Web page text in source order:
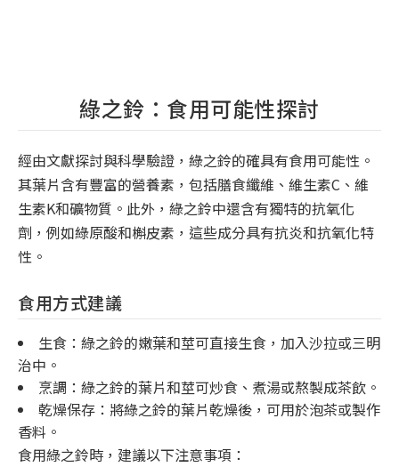
綠之鈴：食用可能性探討
經由文獻探討與科學驗證，綠之鈴的確具有食用可能性。
其葉片含有豐富的營養素，包括膳食纖維、維生素C、維
生素K和礦物質。此外，綠之鈴中還含有獨特的抗氧化
劑，例如綠原酸和槲皮素，這些成分具有抗炎和抗氧化特
性。
食用方式建議
生食：綠之鈴的嫩葉和莖可直接生食，加入沙拉或三明
治中。
烹調：綠之鈴的葉片和莖可炒食、煮湯或熬製成茶飲。
乾燥保存：將綠之鈴的葉片乾燥後，可用於泡茶或製作
香料。
食用綠之鈴時，建議以下注意事項：